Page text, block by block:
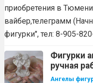
приобретения в
вайбер,телеграмм
фигурки", тел: 8-905-
Фигурки
ручная
Ангелы